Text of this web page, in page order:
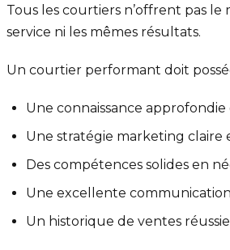
Tous les courtiers n’offrent pas le
service ni les mêmes résultats.
Un courtier performant doit
Une connaissance approfondie
Une stratégie marketing claire
Des compétences solides en
Une excellente communication
Un historique de ventes